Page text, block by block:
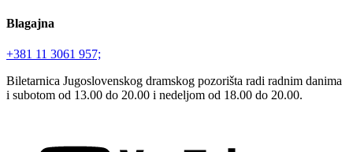
Blagajna
+381 11 3061 957;
Biletarnica Jugoslovenskog dramskog pozorišta radi radnim danima
i subotom od 13.00 do 20.00 i nedeljom od 18.00 do 20.00.